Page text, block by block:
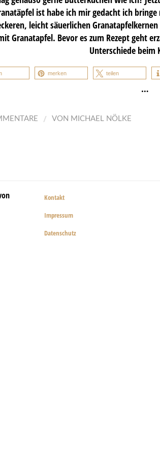
ist habe ich mir gedacht ich
leicht säuerlichen
Granatapfel. Bevor es zum Rezept geht
Unterschiede beim
merken teilen
…
/ VON MICHAEL NÖLKE
Kontakt
Impressum
Datenschutz